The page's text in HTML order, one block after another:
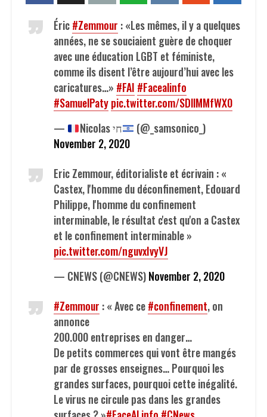
Éric#Zemmour : «Les mêmes, il y a quelques
années, ne se souciaient guère de choquer
avec une éducation LGBT et féministe,
comme ils disent l’être aujourd’hui avec les
caricatures…» #FAI #Facealinfo
#SamuelPatypic.twitter.com/SDllMMfWX0
—
Nicolas חי
(@_samsonico_)
November 2, 2020
Eric Zemmour, éditorialiste et écrivain : «
Castex, l'homme du déconfinement, Edouard
Philippe, l'homme du confinement
interminable, le résultat c'est qu'on a Castex
et le confinement interminable »
pic.twitter.com/nguvxIvyVJ
— CNEWS (@CNEWS)November 2, 2020
#Zemmour : « Avec ce#confinement, on
annonce
200.000 entreprises en danger…
De petits commerces qui vont être mangés
par de grosses enseignes… Pourquoi les
grandes surfaces, pourquoi cette inégalité.
Le virus ne circule pas dans les grandes